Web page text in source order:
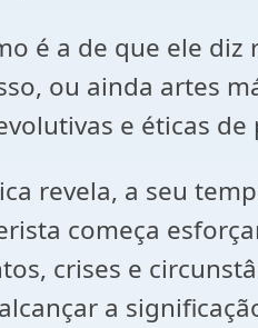
a de que ele diz
ou ainda artes
e éticas de
revela, a seu
começa
crises e
a